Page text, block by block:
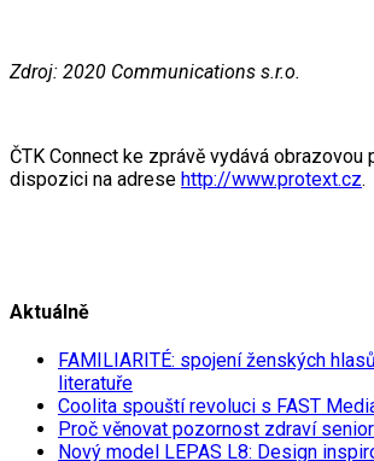
Zdroj: 2020 Communications s.r.o.
ČTK Connect ke zprávě vydává obrazovou
dispozici na adrese http://www.protext.cz.
Aktuálně
FAMILIARITÉ: spojení ženských
literatuře
Coolita spouští revoluci s FAST
Proč věnovat pozornost zdraví
Nový model LEPAS L8: Design